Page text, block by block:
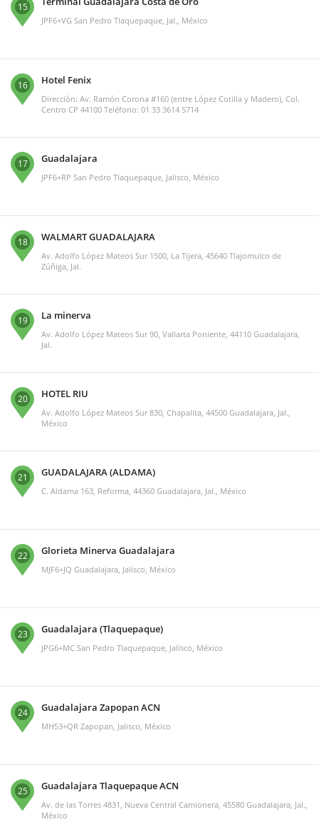
15
JPF6+VG San Pedro Tlaquepaque, Jal., México
16 Hotel Fenix
Dirección: Av. Ramón Corona #160 (entre López Cotilla y Madero), Col.
Centro CP 44100 Teléfono: 01 33 3614 5714
17 Guadalajara
JPF6+RP San Pedro Tlaquepaque, Jalisco, México
18 WALMART GUADALAJARA
Av. Adolfo López Mateos Sur 1500, La Tijera, 45640 Tlajomulco de
Zúñiga, Jal.
19 La minerva
Av. Adolfo López Mateos Sur 90, Vallarta Poniente, 44110 Guadalajara,
Jal.
20 HOTEL RIU
Av. Adolfo López Mateos Sur 830, Chapalita, 44500 Guadalajara, Jal.,
México
21 GUADALAJARA (ALDAMA)
C. Aldama 163, Reforma, 44360 Guadalajara, Jal., México
22 Glorieta Minerva Guadalajara
MJF6+JQ Guadalajara, Jalisco, México
23 Guadalajara (Tlaquepaque)
JPG6+MC San Pedro Tlaquepaque, Jalisco, México
24 Guadalajara Zapopan ACN
MH53+QR Zapopan, Jalisco, México
25 Guadalajara Tlaquepaque ACN
Av. de las Torres 4831, Nueva Central Camionera, 45580 Guadalajara, Jal.,
México